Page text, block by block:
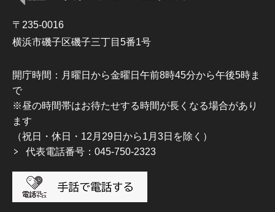
〒235-0016
横浜市磯子区磯子三丁目5番1号
開庁時間：月曜日から金曜日午前8時45分から午後5時ま
で
※昼の時間帯はお待たせする時間が長くなる場合があり
ます
（祝日・休日・12月29日から1月3日を除く）
代表電話番号：045-750-2323